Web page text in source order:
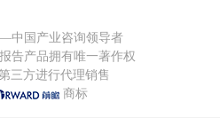
中国产业咨询领导者
告产品拥有唯一著作权
进行代理销售
商标